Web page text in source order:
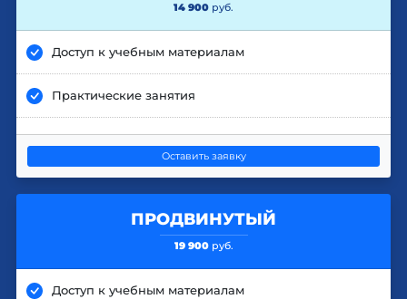
14 900 руб.
Доступ к учебным материалам
Практические занятия
Оставить заявку
ПРОДВИНУТЫЙ
19 900 руб.
Доступ к учебным материалам